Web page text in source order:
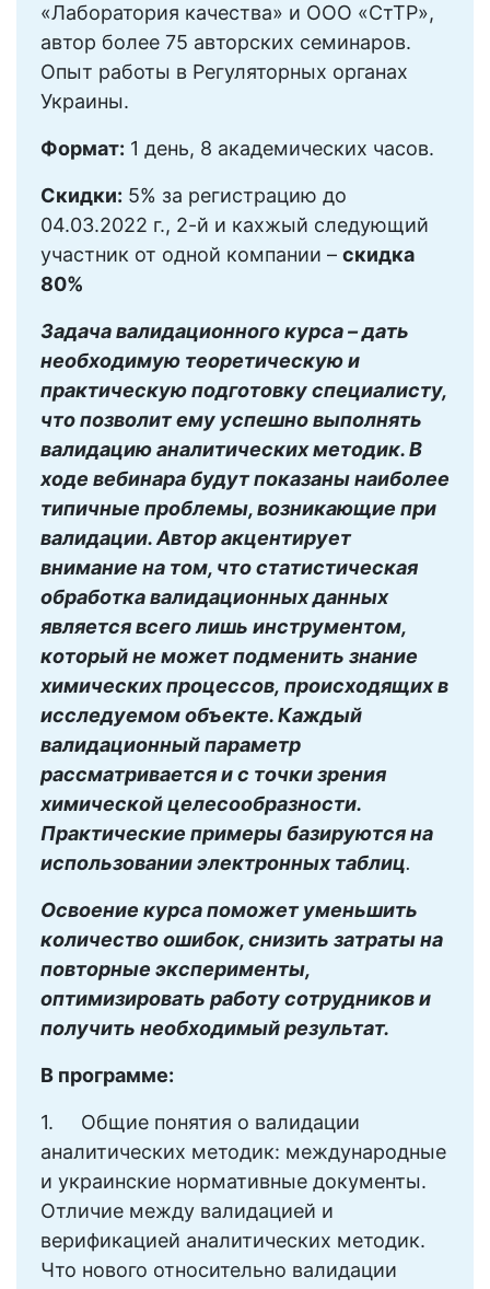
«Лаборатория качества» и ООО «СтТР»,
автор более 75 авторских семинаров.
Опыт работы в Регуляторных органах
Украины.
Формат: 1 день, 8 академических часов.
Скидки: 5% за регистрацию до
04.03.2022 г., 2-й и кахжый следующий
участник от одной компании – скидка
80%
Задача валидационного курса – дать
необходимую теоретическую и
практическую подготовку специалисту,
что позволит ему успешно выполнять
валидацию аналитических методик. В
ходе вебинара будут показаны наиболее
типичные проблемы, возникающие при
валидации. Автор акцентирует
внимание на том, что статистическая
обработка валидационных данных
является всего лишь инструментом,
который не может подменить знание
химических процессов, происходящих в
исследуемом объекте. Каждый
валидационный параметр
рассматривается и с точки зрения
химической целесообразности.
Практические примеры базируются на
использовании электронных таблиц.
Освоение курса поможет уменьшить
количество ошибок, снизить затраты на
повторные эксперименты,
оптимизировать работу сотрудников и
получить необходимый результат.
В программе:
1. Общие понятия о валидации
аналитических методик: международные
и украинские нормативные документы.
Отличие между валидацией и
верификацией аналитических методик.
Что нового относительно валидации